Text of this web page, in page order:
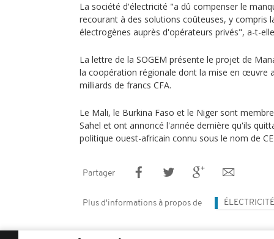
La société d'électricité "a dû compenser le
recourant à des solutions coûteuses, y compris
électrogènes auprès d'opérateurs privés", a-t-
La lettre de la SOGEM présente le projet de
la coopération régionale dont la mise en œuvre
milliards de francs CFA.
Le Mali, le Burkina Faso et le Niger sont
Sahel et ont annoncé l'année dernière qu'ils
politique ouest-africain connu sous le nom de
Partager
Plus d'informations à propos de ÉLECTRICITÉ